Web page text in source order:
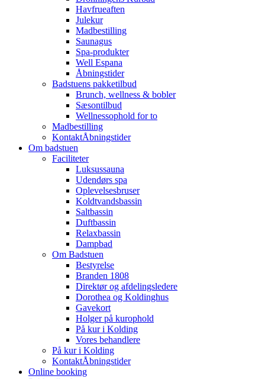
Havfrueaften
Julekur
Madbestilling
Saunagus
Spa-produkter
Well Espana
Åbningstider
Badstuens pakketilbud
Brunch, wellness & bobler
Sæsontilbud
Wellnessophold for to
Madbestilling
KontaktÅbningstider
Om badstuen
Faciliteter
Luksussauna
Udendørs spa
Oplevelsesbruser
Koldtvandsbassin
Saltbassin
Duftbassin
Relaxbassin
Dampbad
Om Badstuen
Bestyrelse
Branden 1808
Direktør og afdelingsledere
Dorothea og Koldinghus
Gavekort
Holger på kurophold
På kur i Kolding
Vores behandlere
På kur i Kolding
KontaktÅbningstider
Online booking